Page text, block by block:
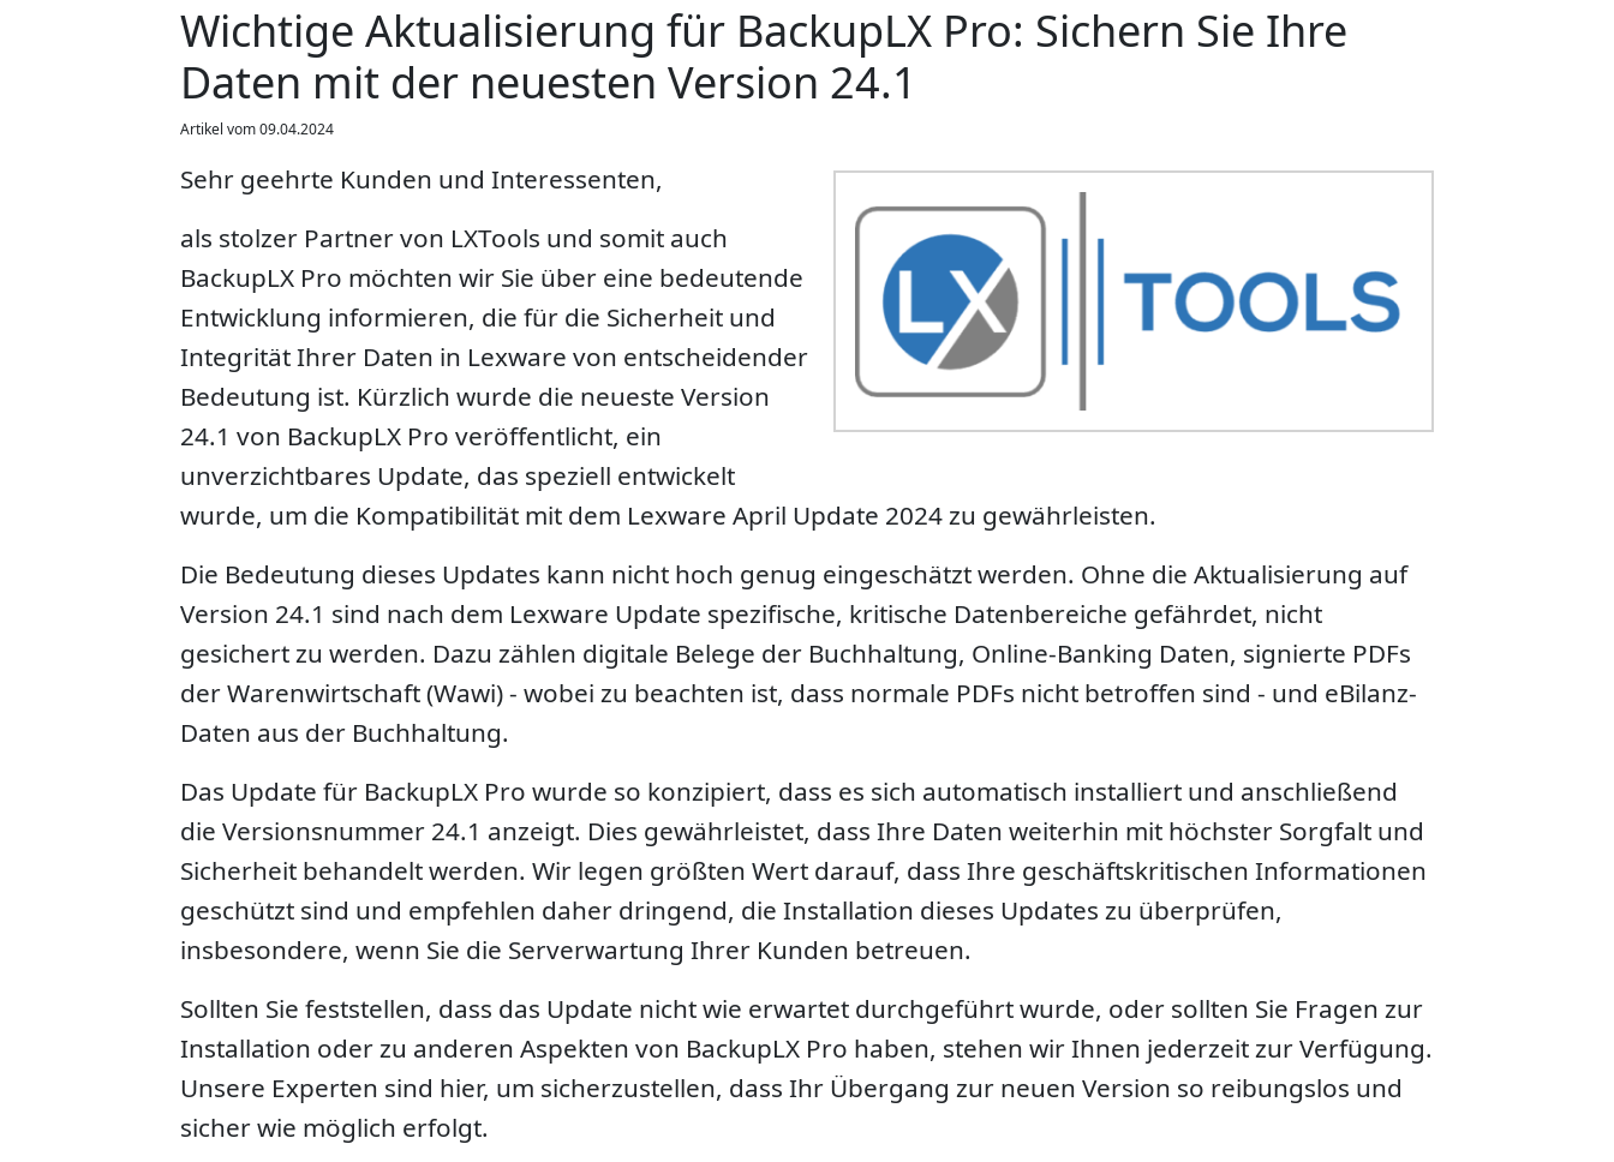
Wichtige Aktualisierung für BackupLX Pro: Sichern Sie Ihre
Daten mit der neuesten Version 24.1
Artikel vom 09.04.2024
Sehr geehrte Kunden und Interessenten,
als stolzer Partner von LXTools und somit auch
BackupLX Pro möchten wir Sie über eine bedeutende
Entwicklung informieren, die für die Sicherheit und
Integrität Ihrer Daten in Lexware von entscheidender
Bedeutung ist. Kürzlich wurde die neueste Version
24.1 von BackupLX Pro veröffentlicht, ein
unverzichtbares Update, das speziell entwickelt
wurde, um die Kompatibilität mit dem Lexware April Update 2024 zu gewährleisten.
Die Bedeutung dieses Updates kann nicht hoch genug eingeschätzt werden. Ohne die Aktualisierung auf
Version 24.1 sind nach dem Lexware Update spezifische, kritische Datenbereiche gefährdet, nicht
gesichert zu werden. Dazu zählen digitale Belege der Buchhaltung, Online-Banking Daten, signierte PDFs
der Warenwirtschaft (Wawi) - wobei zu beachten ist, dass normale PDFs nicht betroffen sind - und eBilanz-
Daten aus der Buchhaltung.
Das Update für BackupLX Pro wurde so konzipiert, dass es sich automatisch installiert und anschließend
die Versionsnummer 24.1 anzeigt. Dies gewährleistet, dass Ihre Daten weiterhin mit höchster Sorgfalt und
Sicherheit behandelt werden. Wir legen größten Wert darauf, dass Ihre geschäftskritischen Informationen
geschützt sind und empfehlen daher dringend, die Installation dieses Updates zu überprüfen,
insbesondere, wenn Sie die Serverwartung Ihrer Kunden betreuen.
Sollten Sie feststellen, dass das Update nicht wie erwartet durchgeführt wurde, oder sollten Sie Fragen zur
Installation oder zu anderen Aspekten von BackupLX Pro haben, stehen wir Ihnen jederzeit zur Verfügung.
Unsere Experten sind hier, um sicherzustellen, dass Ihr Übergang zur neuen Version so reibungslos und
sicher wie möglich erfolgt.